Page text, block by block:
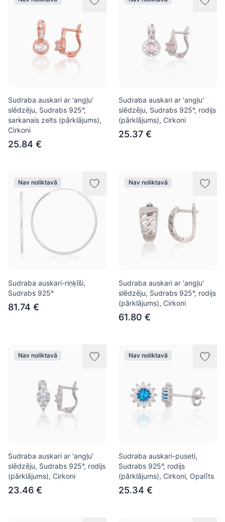
Sudraba auskari ar 'angļu'
slēdzēju, Sudrabs 925°,
sarkanais zelts (pārklājums),
Cirkoni
25.84 €
Sudraba auskari ar 'angļu'
slēdzēju, Sudrabs 925°, rodijs
(pārklājums), Cirkoni
25.37 €
Nav noliktavā
Sudraba auskari-riņķīši,
Sudrabs 925°
81.74 €
Nav noliktavā
Sudraba auskari ar 'angļu'
slēdzēju, Sudrabs 925°, rodijs
(pārklājums), Cirkoni
61.80 €
Nav noliktavā
Sudraba auskari ar 'angļu'
slēdzēju, Sudrabs 925°, rodijs
(pārklājums), Cirkoni
23.46 €
Nav noliktavā
Sudraba auskari-puseti,
Sudrabs 925°, rodijs
(pārklājums), Cirkoni, Opalīts
25.34 €